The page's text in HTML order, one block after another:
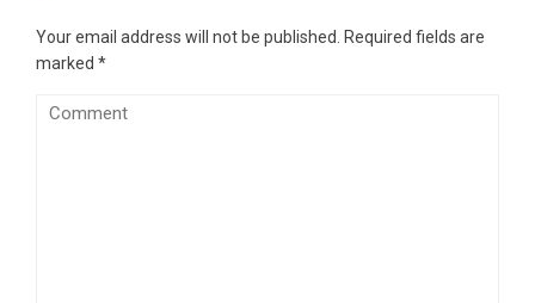
Your email address will not be published.
Required fields are
marked *